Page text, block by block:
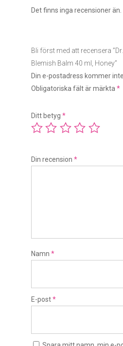
Det finns inga recensioner än.
Bli först med att recensera
Blemish Balm 40 ml, Honey”
Din e-postadress kommer
Obligatoriska fält är märkta *
Ditt betyg *
Din recension *
Namn *
E-post*